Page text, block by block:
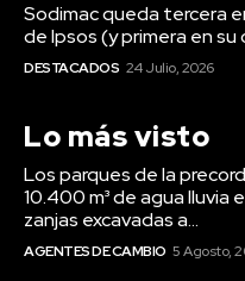
Sodimac queda tercera
de Ipsos (y primera en
DESTACADOS 24 Julio, 2026
Lo más visto
Los parques de la
10.400 m³ de agua lluvia
zanjas excavadas a...
AGENTES DE CAMBIO 5 Agosto,